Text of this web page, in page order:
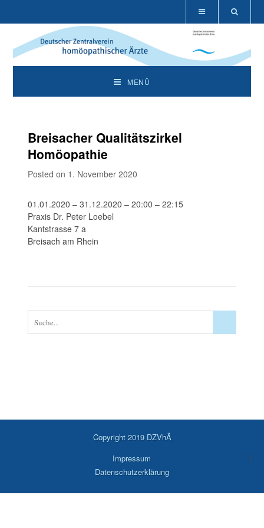
MENÜ
Breisacher Qualitätszirkel
Homöopathie
Posted on 1. November 2020
01.01.2020 – 31.12.2020 – 20:00 – 22:15
Praxis Dr. Peter Loebel
Kantstrasse 7 a
Breisach am Rhein
Copyright 2019 DZVhÄ
Impressum
Datenschutzerklärung